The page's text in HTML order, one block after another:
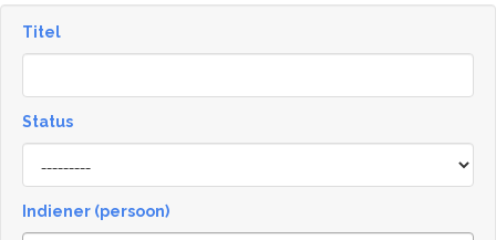
Titel
Status
[invalid
name]
Indiener (persoon)